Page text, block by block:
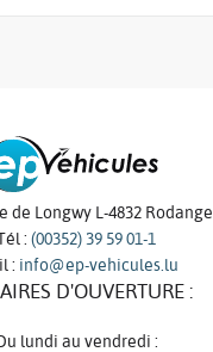
de Longwy L-4832 Rodange
: (00352) 39 59 01-1
: info@ep-vehicules.lu
D'OUVERTURE :
lundi au vendredi :